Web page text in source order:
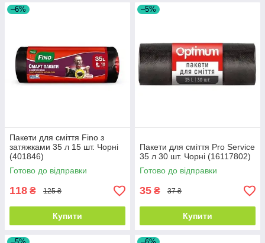
–6%
Пакети для сміття Fino з
затяжками 35 л 15 шт. Чорні
(401846)
Готово до відправки
118 ₴ 125 ₴
Купити
–5%
Пакети для сміття Pro Service
35 л 30 шт. Чорні (16117802)
Готово до відправки
35 ₴ 37 ₴
Купити